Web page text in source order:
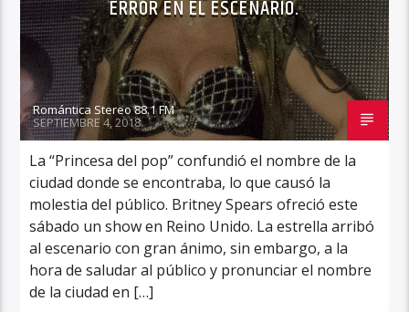
ERROR EN EL ESCENARIO.
Romántica Stereo 88.1 FM
SEPTIEMBRE 4, 2018
La “Princesa del pop” confundió el nombre de la
ciudad donde se encontraba, lo que causó la
molestia del público. Britney Spears ofreció este
sábado un show en Reino Unido. La estrella arribó
al escenario con gran ánimo, sin embargo, a la
hora de saludar al público y pronunciar el nombre
de la ciudad en […]